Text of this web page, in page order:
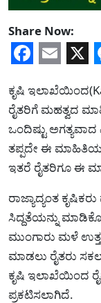
Share Now:
Email
X
ಕೃಷಿ
ರೈತರಿಗೆ ಮಹತ್ವದ
ಒಂದಿಷ್ಟು
ತಪ್ಪದೇ ಈ
ಇತರೆ ರೈತರಿಗೂ ಈ
ರಾಜ್ಯಾದ್ಯಂತ
ಸಿದ್ದತೆಯನ್ನು
ಮುಂಗಾರು ಮಳೆ
ಮಾಡಲು ರೈತರು
ಕೃಷಿ ಇಲಾಖೆಯಿಂದ
ಪ್ರಕಟಿಸಲಾಗಿದೆ.